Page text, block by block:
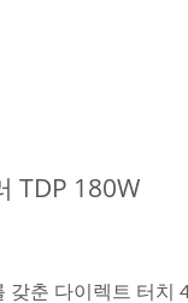
TDP 180W
춘 다이렉트 터치 4